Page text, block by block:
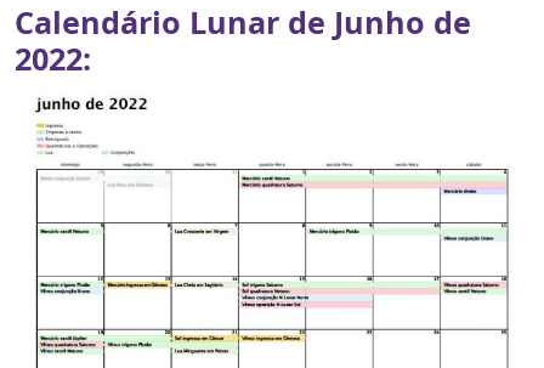
Calendário Lunar de Junho de
2022: